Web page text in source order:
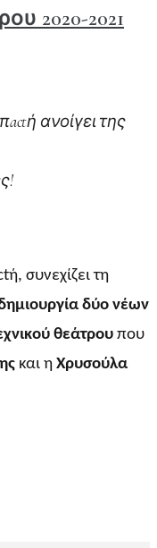
2020-2021
ανοίγει της
συνεχίζει τη
δύο νέων
θεάτρου που
και η Χρυσούλα